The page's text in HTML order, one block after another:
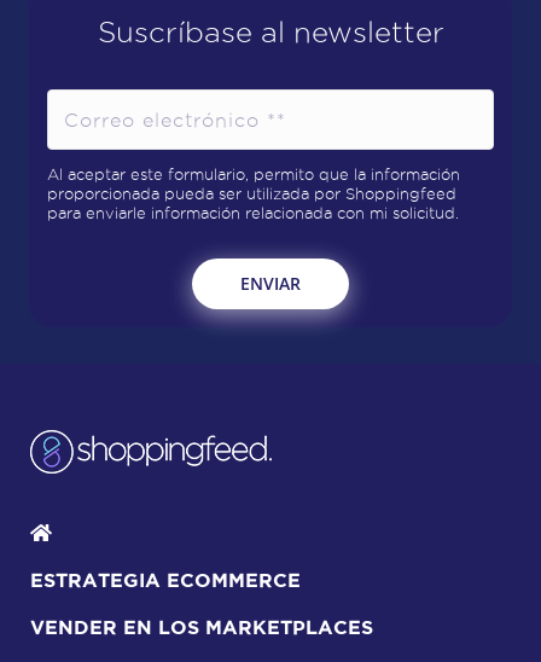
Suscríbase al newsletter
Al aceptar este formulario, permito que la información
proporcionada pueda ser utilizada por Shoppingfeed
para enviarle información relacionada con mi solicitud.
ESTRATEGIA ECOMMERCE
VENDER EN LOS MARKETPLACES